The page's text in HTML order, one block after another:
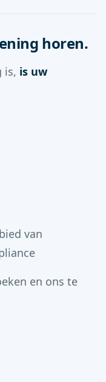
horen.
is, is uw
van
en ons te